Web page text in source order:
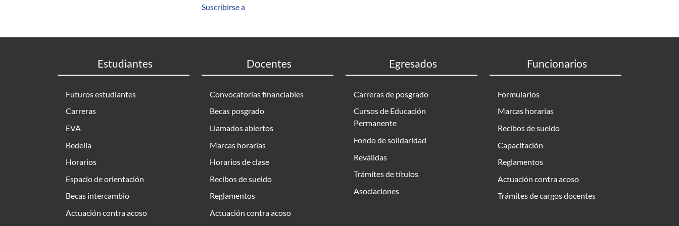
Suscribirse a
Estudiantes
Futuros estudiantes
Carreras
EVA
Bedelia
Horarios
Espacio de orientación
Becas intercambio
Actuación contra acoso
Docentes
Convocatorias financiables
Becas posgrado
Llamados abiertos
Marcas horarias
Horarios de clase
Recibos de sueldo
Reglamentos
Actuación contra acoso
Egresados
Carreras de posgrado
Cursos de Educación
Permanente
Fondo de solidaridad
Reválidas
Trámites de títulos
Asociaciones
Funcionarios
Formularios
Marcas horarias
Recibos de sueldo
Capacitación
Reglamentos
Actuación contra acoso
Trámites de cargos docentes